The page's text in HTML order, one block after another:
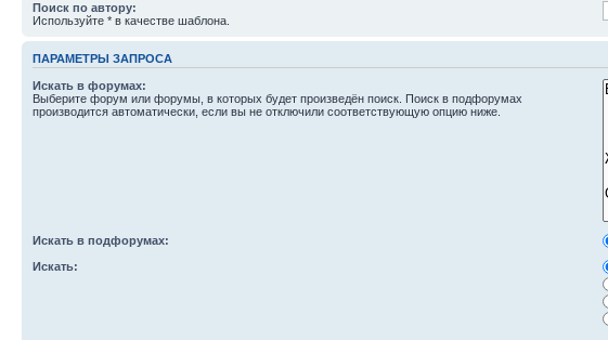
Поиск по автору:
Используйте * в качестве шаблона.
ПАРАМЕТРЫ ЗАПРОСА
Искать в форумах:
Выберите форум или форумы, в которых будет произведён поиск. Поиск в подфорумах
производится автоматически, если вы не отключили соответствующую опцию ниже.
Искать в подфорумах:
Искать: